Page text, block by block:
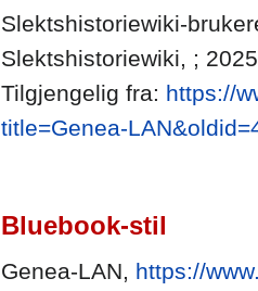
Slektshistoriewiki-
Slektshistoriewiki, ;
Tilgjengelig fra: https://
title=Genea-
Bluebook-stil
Genea-LAN, https://